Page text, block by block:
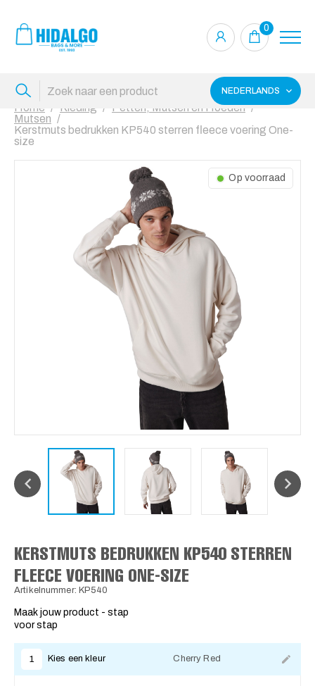
0
NEDERLANDS
Home Kleding
Petten, Mutsen en Hoeden
Mutsen
Kerstmuts bedrukken KP540 sterren fleece voering One-
size
Op voorraad
KERSTMUTS BEDRUKKEN KP540 STERREN
FLEECE VOERING ONE-SIZE
Artikelnummer: KP540
Maak jouw product - stap
voor stap
1 Kies een kleur Cherry Red